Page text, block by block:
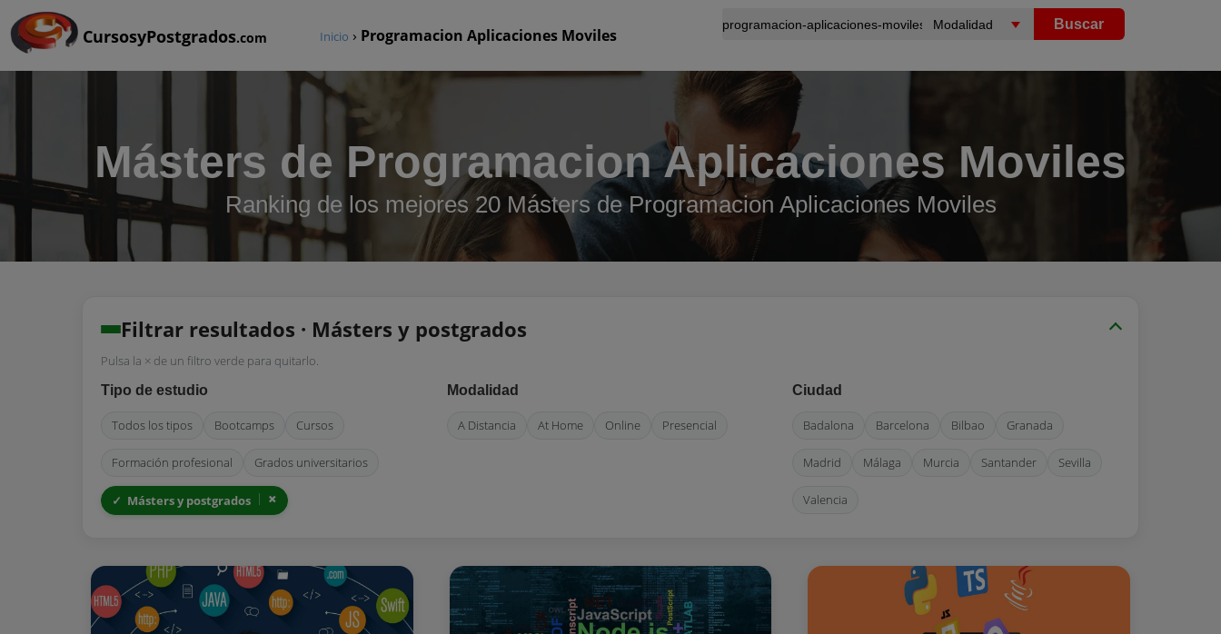
CursosyPostgrados.com
Buscar
Inicio › Programacion Aplicaciones Moviles
Másters de Programacion Aplicaciones Moviles
Ranking de los mejores 20 Másters de Programacion Aplicaciones Moviles
Filtrar resultados · Másters y postgrados
Pulsa la × de un filtro verde para quitarlo.
Tipo de estudio
Todos los tipos Bootcamps Cursos
Formación profesional Grados universitarios
Másters y postgrados
Modalidad
A Distancia At Home Online Presencial
Ciudad
Badalona Barcelona Bilbao Granada
Madrid Málaga Murcia Santander Sevilla
Valencia